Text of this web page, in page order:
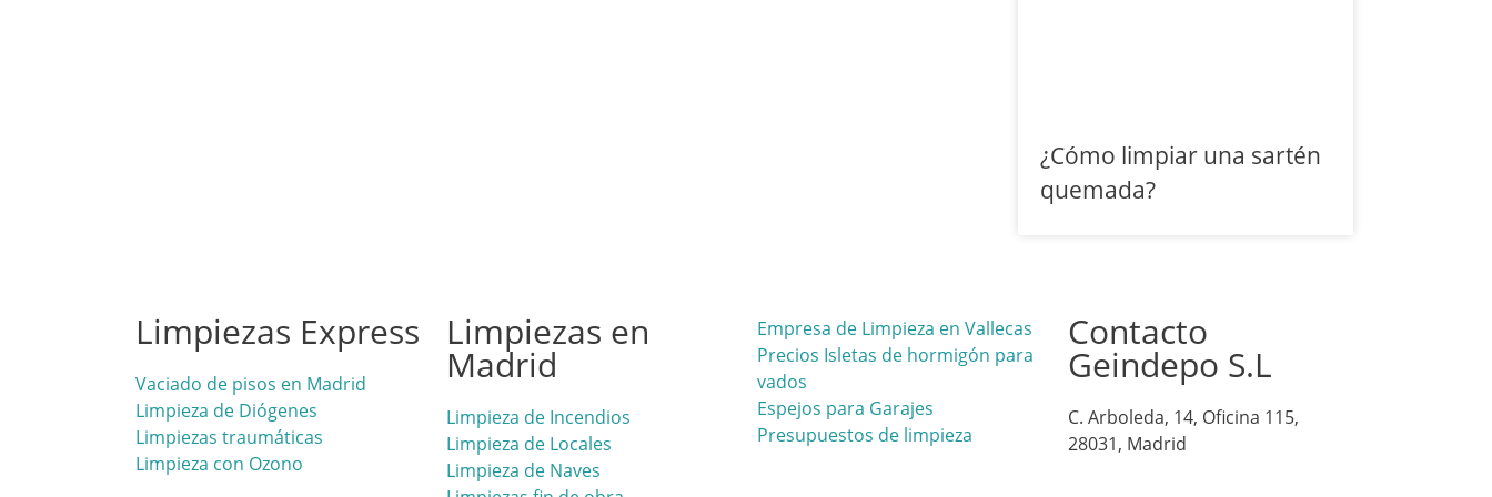
¿Cómo limpiar una sartén
quemada?
Limpiezas Express
Vaciado de pisos en Madrid
Limpieza de Diógenes
Limpiezas traumáticas
Limpieza con Ozono
Limpiezas en
Madrid
Limpieza de Incendios
Limpieza de Locales
Limpieza de Naves
Empresa de Limpieza en Vallecas
Precios Isletas de hormigón para
vados
Espejos para Garajes
Presupuestos de limpieza
Contacto
Geindepo S.L
C. Arboleda, 14, Oficina 115,
28031, Madrid